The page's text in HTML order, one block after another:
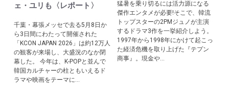
ェ・ユリも〈レポート〉
千葉・幕張メッセで去る5月8日か
ら3日間にわたって開催された
「KCON JAPAN 2026」は約12万人
の観客が来場し、大盛況のなか閉
幕した。 今年は、K-POPと並んで
韓国カルチャーの柱ともいえるド
ラマや映画をテーマに...
猛暑を乗り切るには活力源になる
傑作エンタメが必要!そこで、韓流
トップスターの2PMジュノが主演
するドラマ3作を一挙紹介しよう。
1997年から1998年にかけて起こっ
た経済危機を取り上げた『テプン
商事』。現金や...